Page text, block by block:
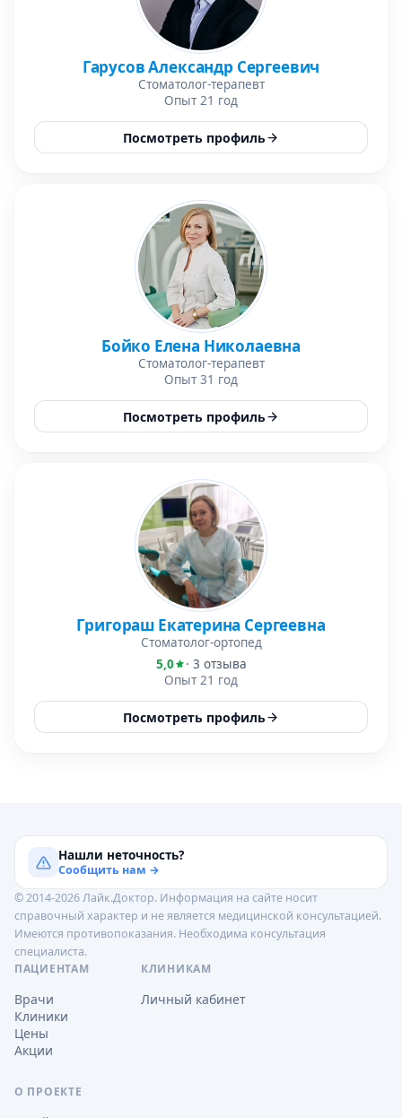
Гарусов Александр Сергеевич
Стоматолог-терапевт
Опыт 21 год
Посмотреть профиль
Бойко Елена Николаевна
Стоматолог-терапевт
Опыт 31 год
Посмотреть профиль
Григораш Екатерина Сергеевна
Стоматолог-ортопед
5,0
· 3 отзыва
Опыт 21 год
Посмотреть профиль
Нашли неточность?
Сообщить нам →
© 2014-2026 Лайк.Доктор. Информация на сайте носит
справочный характер и не является медицинской консультацией.
Имеются противопоказания. Необходима консультация
специалиста.
ПАЦИЕНТАМ
Врачи
Клиники
Цены
Акции
КЛИНИКАМ
Личный кабинет
О ПРОЕКТЕ